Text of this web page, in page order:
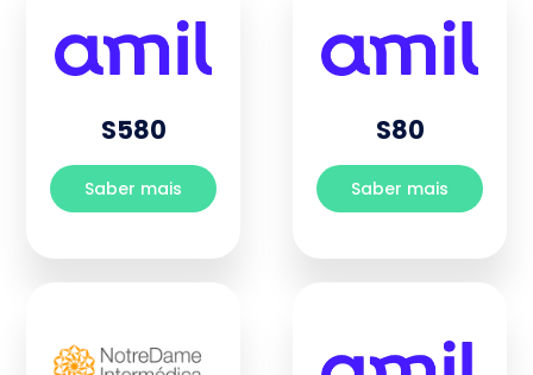
S580
Saber mais
S80
Saber mais